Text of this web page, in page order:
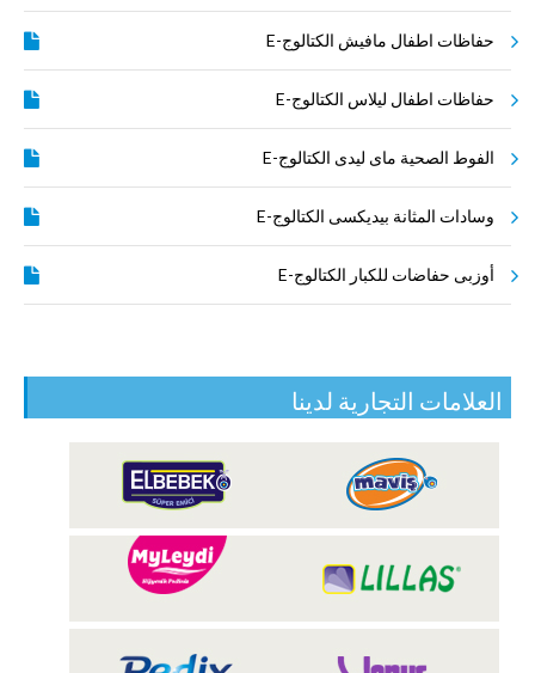
حفاظات اطفال مافيش الكتالوج-E
حفاظات اطفال ليلاس الكتالوج-E
الفوط الصحية ماى ليدى الكتالوج-E
وسادات المثانة بيديكسى الكتالوج-E
أوزبى حفاضات للكبار الكتالوج-E
العلامات التجارية لدينا